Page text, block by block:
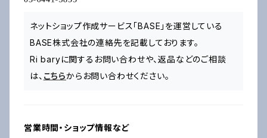
ネットショップ作成サービス「BASE」を運営している
BASE株式会社の連絡先を記載しております。
Ri baryに関するお問い合わせや、返品などのご相談
は、 こちらからお問い合わせください。
営業時間・ショップ情報など